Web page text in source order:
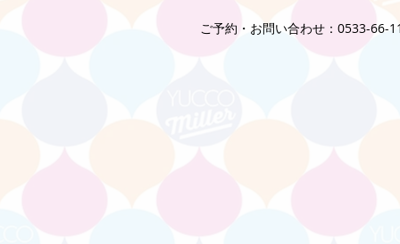
ご予約・お問い合わせ：0533-66-